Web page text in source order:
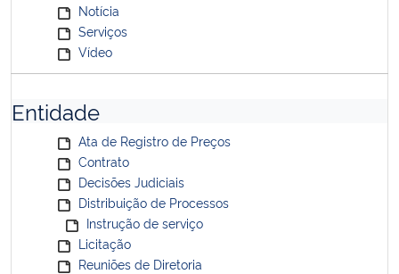
Notícia
Serviços
Vídeo
Entidade
Ata de Registro de Preços
Contrato
Decisões Judiciais
Distribuição de Processos
Instrução de serviço
Licitação
Reuniões de Diretoria